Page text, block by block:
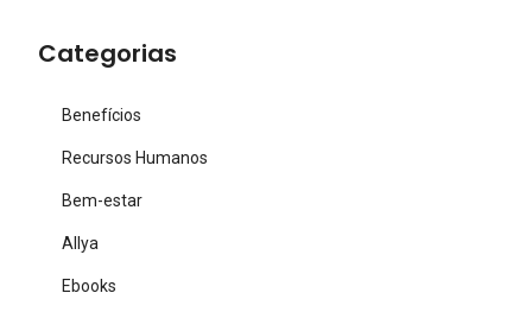
Categorias
Benefícios
Recursos Humanos
Bem-estar
Allya
Ebooks